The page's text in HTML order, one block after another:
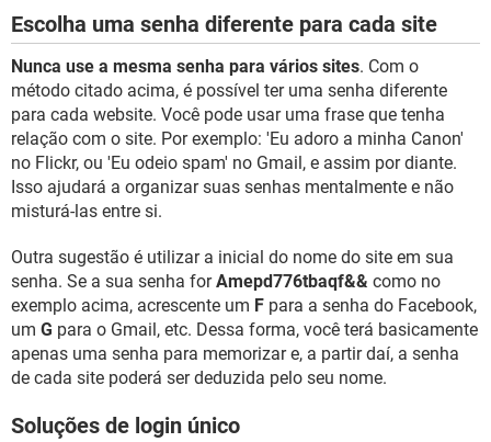
Escolha uma senha diferente para cada site
Nunca use a mesma senha para vários sites. Com o
método citado acima, é possível ter uma senha diferente
para cada website. Você pode usar uma frase que tenha
relação com o site. Por exemplo: 'Eu adoro a minha Canon'
no Flickr, ou 'Eu odeio spam' no Gmail, e assim por diante.
Isso ajudará a organizar suas senhas mentalmente e não
misturá-las entre si.
Outra sugestão é utilizar a inicial do nome do site em sua
senha. Se a sua senha forAmepd776tbaqf&& como no
exemplo acima, acrescente um F para a senha do Facebook,
um G para o Gmail, etc. Dessa forma, você terá basicamente
apenas uma senha para memorizar e, a partir daí, a senha
de cada site poderá ser deduzida pelo seu nome.
Soluções de login único